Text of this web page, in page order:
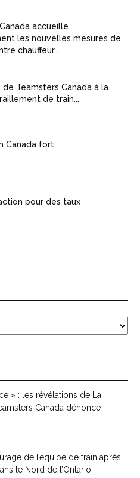
accueille
les nouvelles mesures de
chauffeur...
de Teamsters Canada à la
de train...
Canada fort
pour des taux
» : les révélations de La
Canada dénonce
de l’équipe de train après
le Nord de l’Ontario